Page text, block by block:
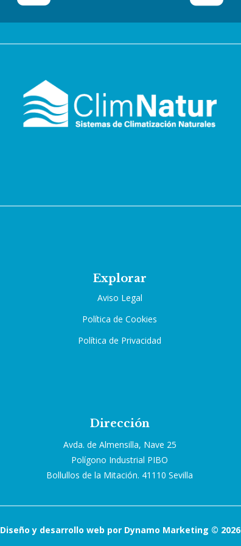
Explorar
Aviso Legal
Política de Cookies
Política de Privacidad
Dirección
Avda. de Almensilla, Nave 25
Polígono Industrial PIBO
Bollullos de la Mitación. 41110 Sevilla
Diseño y desarrollo web por Dynamo Marketing © 2026